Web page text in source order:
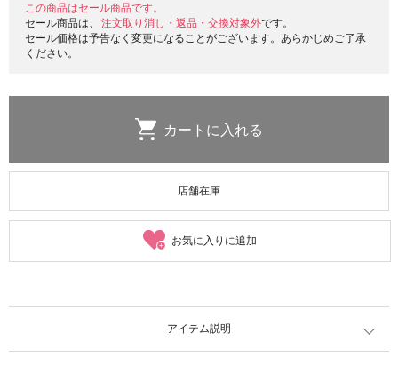
この商品はセール商品です。
セール商品は、 注文取り消し・返品・交換対象外です。
セール価格は予告なく変更になることがございます。あらかじめご了承
ください。
店舗在庫
お気に入りに追加
アイテム説明